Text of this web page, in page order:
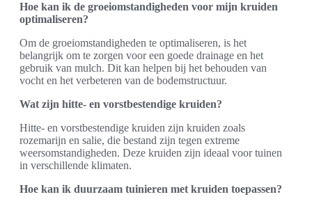
Hoe kan ik de groeiomstandigheden voor mijn kruiden
optimaliseren?
Om de groeiomstandigheden te optimaliseren, is het
belangrijk om te zorgen voor een goede drainage en het
gebruik van mulch. Dit kan helpen bij het behouden van
vocht en het verbeteren van de bodemstructuur.
Wat zijn hitte- en vorstbestendige kruiden?
Hitte- en vorstbestendige kruiden zijn kruiden zoals
rozemarijn en salie, die bestand zijn tegen extreme
weersomstandigheden. Deze kruiden zijn ideaal voor tuinen
in verschillende klimaten.
Hoe kan ik duurzaam tuinieren met kruiden toepassen?